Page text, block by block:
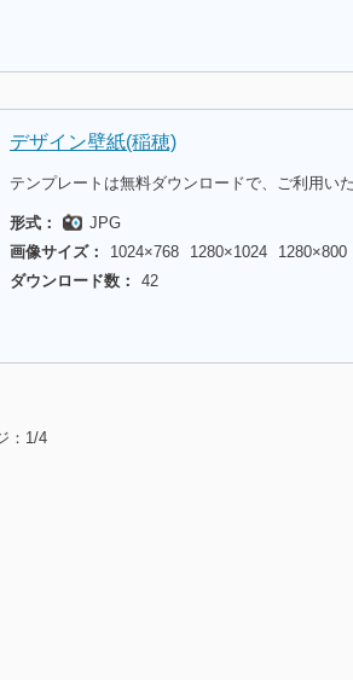
デザイン壁紙(稲穂)
テンプレートは無料ダウンロードで、ご利用い
形式：
JPG
画像サイズ：
1024×768 1280×1024
1280×800
ダウンロード数：
42
：1/4